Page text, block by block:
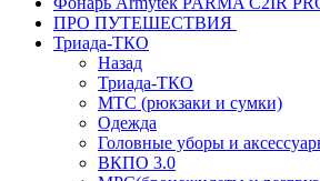
ПРО ПУТЕШЕСТВИЯ
Триада-ТКО
Назад
Триада-ТКО
МТС (рюкзаки и сумки)
Одежда
Головные уборы и
ВКПО 3.0